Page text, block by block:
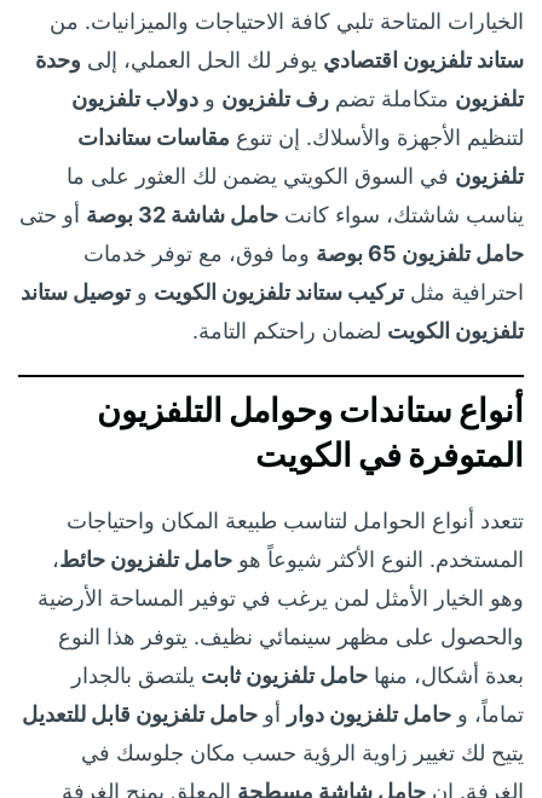
الخيارات المتاحة تلبي كافة الاحتياجات والميزانيات. من
ستاند تلفزيون اقتصادي يوفر لك الحل العملي، إلى وحدة
تلفزيون متكاملة تضم رف تلفزيون و دولاب تلفزيون
لتنظيم الأجهزة والأسلاك. إن تنوع مقاسات ستاندات
تلفزيون في السوق الكويتي يضمن لك العثور على ما
يناسب شاشتك، سواء كانت حامل شاشة 32 بوصة
أو حتى
حامل تلفزيون 65 بوصة
وما فوق، مع توفر خدمات
احترافية مثلتركيب ستاند تلفزيون الكويت وتوصيل ستاند
تلفزيون الكويت لضمان راحتكم التامة.
أنواع ستاندات وحوامل التلفزيون
المتوفرة في الكويت
تتعدد أنواع الحوامل لتناسب طبيعة المكان واحتياجات
المستخدم. النوع الأكثر شيوعاً هو حامل تلفزيون حائط،
وهو الخيار الأمثل لمن يرغب في توفير المساحة الأرضية
والحصول على مظهر سينمائي نظيف. يتوفر هذا النوع
بعدة أشكال، منها حامل تلفزيون ثابت يلتصق بالجدار
تماماً، و حامل تلفزيون دوار أو حامل تلفزيون قابل للتعديل
يتيح لك تغيير زاوية الرؤية حسب مكان جلوسك في
الغرفة. إن حامل شاشة مسطحة المعلق يمنح الغرفة